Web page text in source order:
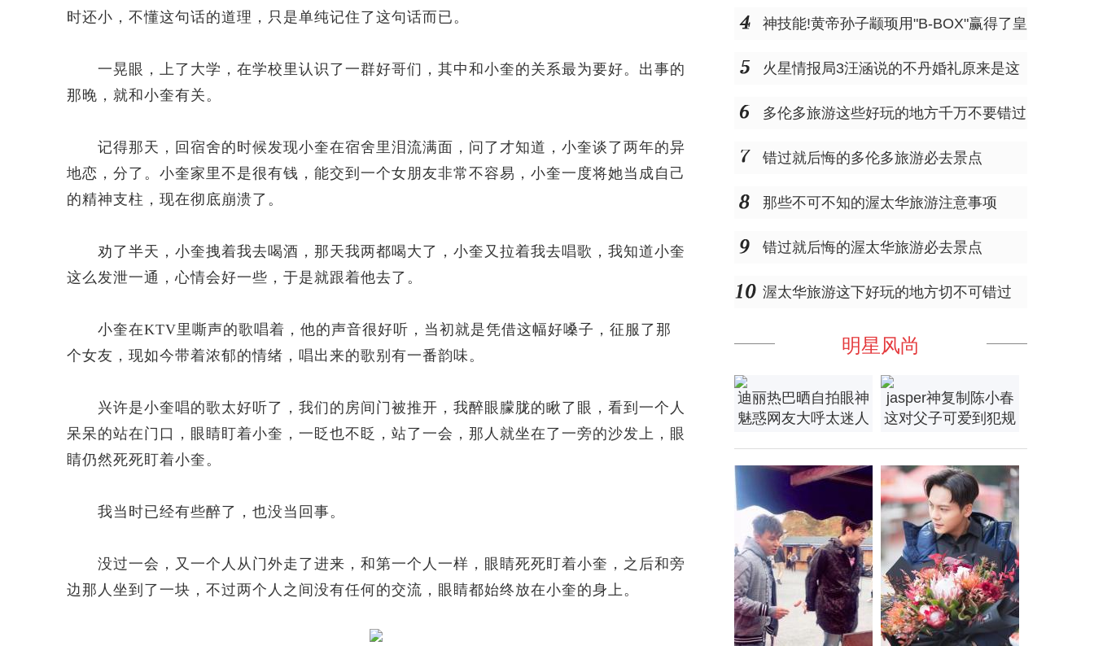
时还小，不懂这句话的道理，只是单纯记住了这句话而已。
一晃眼，上了大学，在学校里认识了一群好哥们，其中和小奎的关系最为要好。出事的
那晚，就和小奎有关。
记得那天，回宿舍的时候发现小奎在宿舍里泪流满面，问了才知道，小奎谈了两年的异
地恋，分了。小奎家里不是很有钱，能交到一个女朋友非常不容易，小奎一度将她当成自己
的精神支柱，现在彻底崩溃了。
劝了半天，小奎拽着我去喝酒，那天我两都喝大了，小奎又拉着我去唱歌，我知道小奎
这么发泄一通，心情会好一些，于是就跟着他去了。
小奎在KTV里嘶声的歌唱着，他的声音很好听，当初就是凭借这幅好嗓子，征服了那
个女友，现如今带着浓郁的情绪，唱出来的歌别有一番韵味。
兴许是小奎唱的歌太好听了，我们的房间门被推开，我醉眼朦胧的瞅了眼，看到一个人
呆呆的站在门口，眼睛盯着小奎，一眨也不眨，站了一会，那人就坐在了一旁的沙发上，眼
睛仍然死死盯着小奎。
我当时已经有些醉了，也没当回事。
没过一会，又一个人从门外走了进来，和第一个人一样，眼睛死死盯着小奎，之后和旁
边那人坐到了一块，不过两个人之间没有任何的交流，眼睛都始终放在小奎的身上。
景的邓婵玉
神技能!黄帝孙子颛顼用"B-BOX"赢得了皇
位
火星情报局3汪涵说的不丹婚礼原来是这
样的
多伦多旅游这些好玩的地方千万不要错过
错过就后悔的多伦多旅游必去景点
那些不可不知的渥太华旅游注意事项
错过就后悔的渥太华旅游必去景点
渥太华旅游这下好玩的地方切不可错过
明星风尚
迪丽热巴晒自拍眼神
魅惑网友大呼太迷人
jasper神复制陈小春
这对父子可爱到犯规